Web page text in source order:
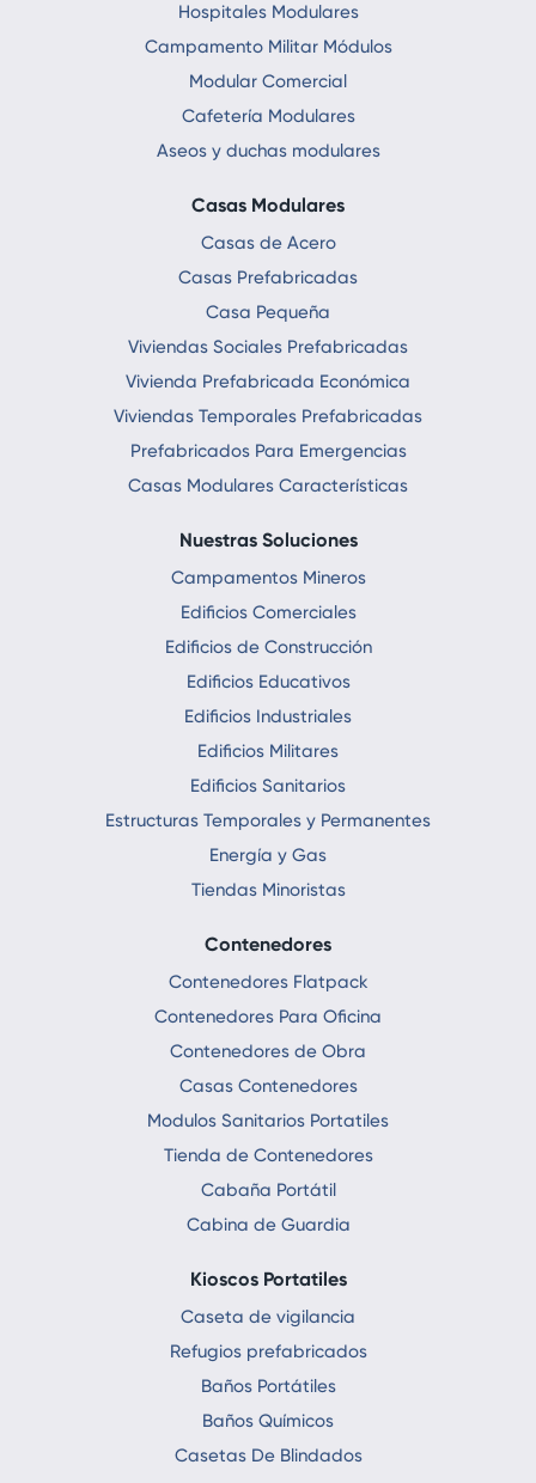
Hospitales Modulares
Campamento Militar Módulos
Modular Comercial
Cafetería Modulares
Aseos y duchas modulares
Casas Modulares
Casas de Acero
Casas Prefabricadas
Casa Pequeña
Viviendas Sociales Prefabricadas
Vivienda Prefabricada Económica
Viviendas Temporales Prefabricadas
Prefabricados Para Emergencias
Casas Modulares Características
Nuestras Soluciones
Campamentos Mineros
Edificios Comerciales
Edificios de Construcción
Edificios Educativos
Edificios Industriales
Edificios Militares
Edificios Sanitarios
Estructuras Temporales y Permanentes
Energía y Gas
Tiendas Minoristas
Contenedores
Contenedores Flatpack
Contenedores Para Oficina
Contenedores de Obra
Casas Contenedores
Modulos Sanitarios Portatiles
Tienda de Contenedores
Cabaña Portátil
Cabina de Guardia
Kioscos Portatiles
Caseta de vigilancia
Refugios prefabricados
Baños Portátiles
Baños Químicos
Casetas De Blindados